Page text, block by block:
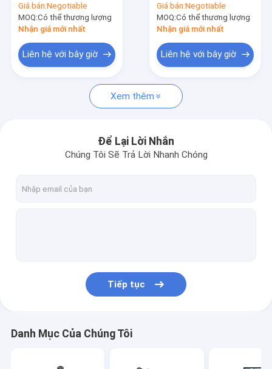
Kính hiển vi âm thanh nổi zoom
Kính hiển vi kỹ thuật số quang học
Kính hiển vi điện tử quét
thị kính Ống kính hiển
vi PL16x
Giá bán:Negotiable
MOQ:Có thể thương lượng
Nhận giá mới nhất
Liên hệ với bây giờ
đoạn cơ học
Achromatic
Giá bán:Negotiable
MOQ:Có thể thương lượng
Nhận giá mới nhất
Liên hệ với bây giờ
Xem thêm
Để Lại Lời Nhắn
Chúng Tôi Sẽ Trả Lời Nhanh Chóng
Tiếp tục
Danh Mục Của Chúng Tôi